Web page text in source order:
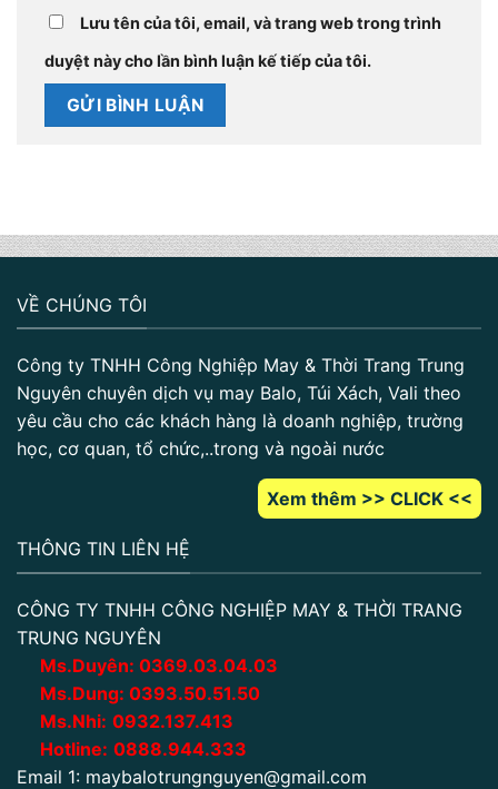
Lưu tên của tôi, email, và trang web trong trình
duyệt này cho lần bình luận kế tiếp của tôi.
VỀ CHÚNG TÔI
Công ty TNHH Công Nghiệp May & Thời Trang Trung
Nguyên chuyên dịch vụ may Balo, Túi Xách, Vali theo
yêu cầu cho các khách hàng là doanh nghiệp, trường
học, cơ quan, tổ chức,..trong và ngoài nước
Xem thêm >> CLICK <<
THÔNG TIN LIÊN HỆ
CÔNG TY TNHH CÔNG NGHIỆP MAY & THỜI TRANG
TRUNG NGUYÊN
Ms.Duyên: 0369.03.04.03
Ms.Dung: 0393.50.51.50
Ms.Nhi: 0932.137.413
Hotline: 0888.944.333
Email 1: maybalotrungnguyen@gmail.com